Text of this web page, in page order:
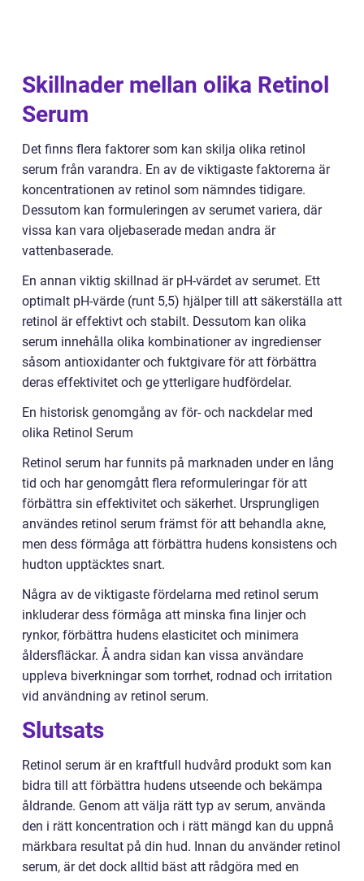
Skillnader mellan olika Retinol
Serum
Det finns flera faktorer som kan skilja olika retinol
serum från varandra. En av de viktigaste faktorerna är
koncentrationen av retinol som nämndes tidigare.
Dessutom kan formuleringen av serumet variera, där
vissa kan vara oljebaserade medan andra är
vattenbaserade.
En annan viktig skillnad är pH-värdet av serumet. Ett
optimalt pH-värde (runt 5,5) hjälper till att säkerställa att
retinol är effektivt och stabilt. Dessutom kan olika
serum innehålla olika kombinationer av ingredienser
såsom antioxidanter och fuktgivare för att förbättra
deras effektivitet och ge ytterligare hudfördelar.
En historisk genomgång av för- och nackdelar med
olika Retinol Serum
Retinol serum har funnits på marknaden under en lång
tid och har genomgått flera reformuleringar för att
förbättra sin effektivitet och säkerhet. Ursprungligen
användes retinol serum främst för att behandla akne,
men dess förmåga att förbättra hudens konsistens och
hudton upptäcktes snart.
Några av de viktigaste fördelarna med retinol serum
inkluderar dess förmåga att minska fina linjer och
rynkor, förbättra hudens elasticitet och minimera
åldersfläckar. Å andra sidan kan vissa användare
uppleva biverkningar som torrhet, rodnad och irritation
vid användning av retinol serum.
Slutsats
Retinol serum är en kraftfull hudvård produkt som kan
bidra till att förbättra hudens utseende och bekämpa
åldrande. Genom att välja rätt typ av serum, använda
den i rätt koncentration och i rätt mängd kan du uppnå
märkbara resultat på din hud. Innan du använder retinol
serum, är det dock alltid bäst att rådgöra med en